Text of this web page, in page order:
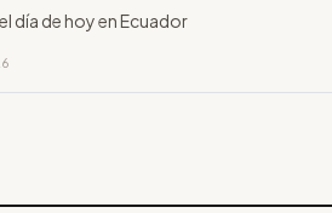
día de hoy en Ecuador